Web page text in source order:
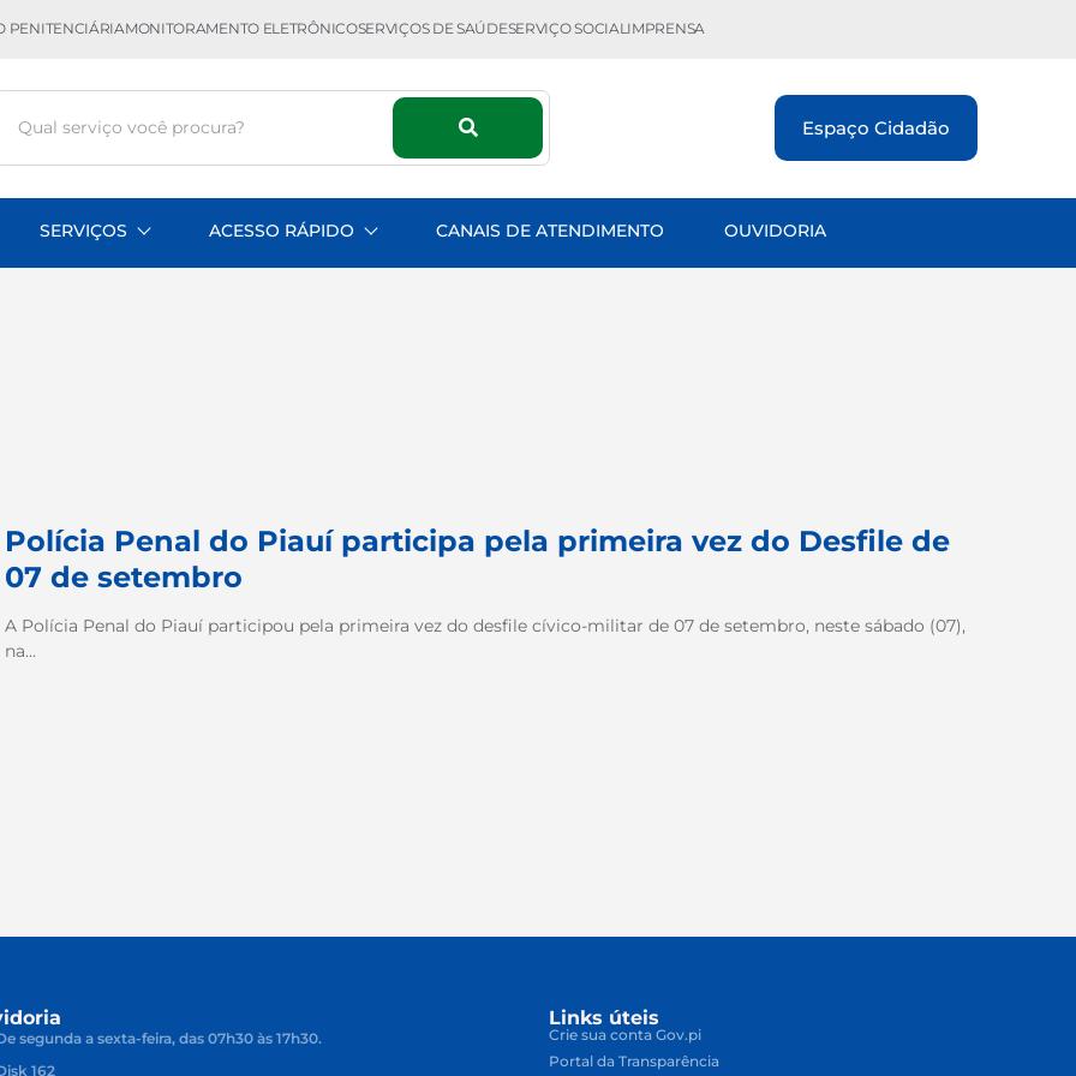
PENITENCIÁRIAMONITORAMENTO ELETRÔNICOSERVIÇOS DE SAÚDESERVIÇO SOCIALIMPRENSA
Espaço Cidadão
SERVIÇOS ACESSO RÁPIDO CANAIS DE ATENDIMENTO OUVIDORIA
Polícia Penal do Piauí participa pela primeira vez do Desfile de
07 de setembro
A Polícia Penal do Piauí participou pela primeira vez do desfile cívico-militar de 07 de setembro, neste sábado (07),
na...
segunda a sexta-feira, das 07h30 às 17h30.
162
Links úteis
Crie sua conta Gov.pi
Portal da Transparência